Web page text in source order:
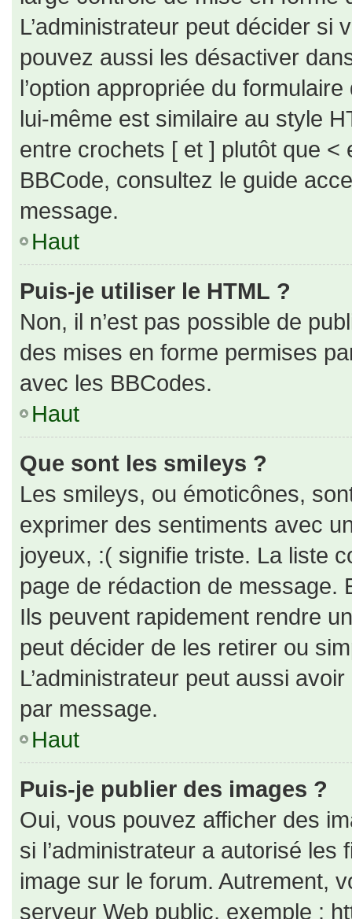
L’administrateur peut décider
pouvez aussi les désactiver
l’option appropriée du
lui-même est similaire au style
entre crochets [ et ] plutôt que <
BBCode, consultez le guide
message.
Haut
Puis-je utiliser le HTML ?
Non, il n’est pas possible de
des mises en forme permises
avec les BBCodes.
Haut
Que sont les smileys ?
Les smileys, ou émoticônes,
exprimer des sentiments avec
joyeux, :( signifie triste. La liste
page de rédaction de message.
Ils peuvent rapidement rendre
peut décider de les retirer ou
L’administrateur peut aussi
par message.
Haut
Puis-je publier des images ?
Oui, vous pouvez afficher des
si l’administrateur a autorisé
image sur le forum. Autrement,
serveur Web public, exemple :